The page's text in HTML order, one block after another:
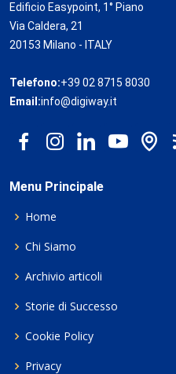
Edificio Easypoint, 1° Piano
Via Caldera, 21
20153 Milano - ITALY
Telefono:+39 02 8715 8030
Email:info@digiway.it
Menu Principale
Home
Chi Siamo
Archivio articoli
Storie di Successo
Cookie Policy
Privacy